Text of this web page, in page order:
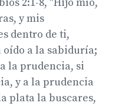
y mis
dentro de ti,
a la sabiduría;
la prudencia, si
y a la prudencia
plata la buscares,